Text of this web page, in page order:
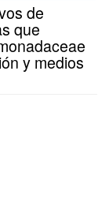
de
que
y medios